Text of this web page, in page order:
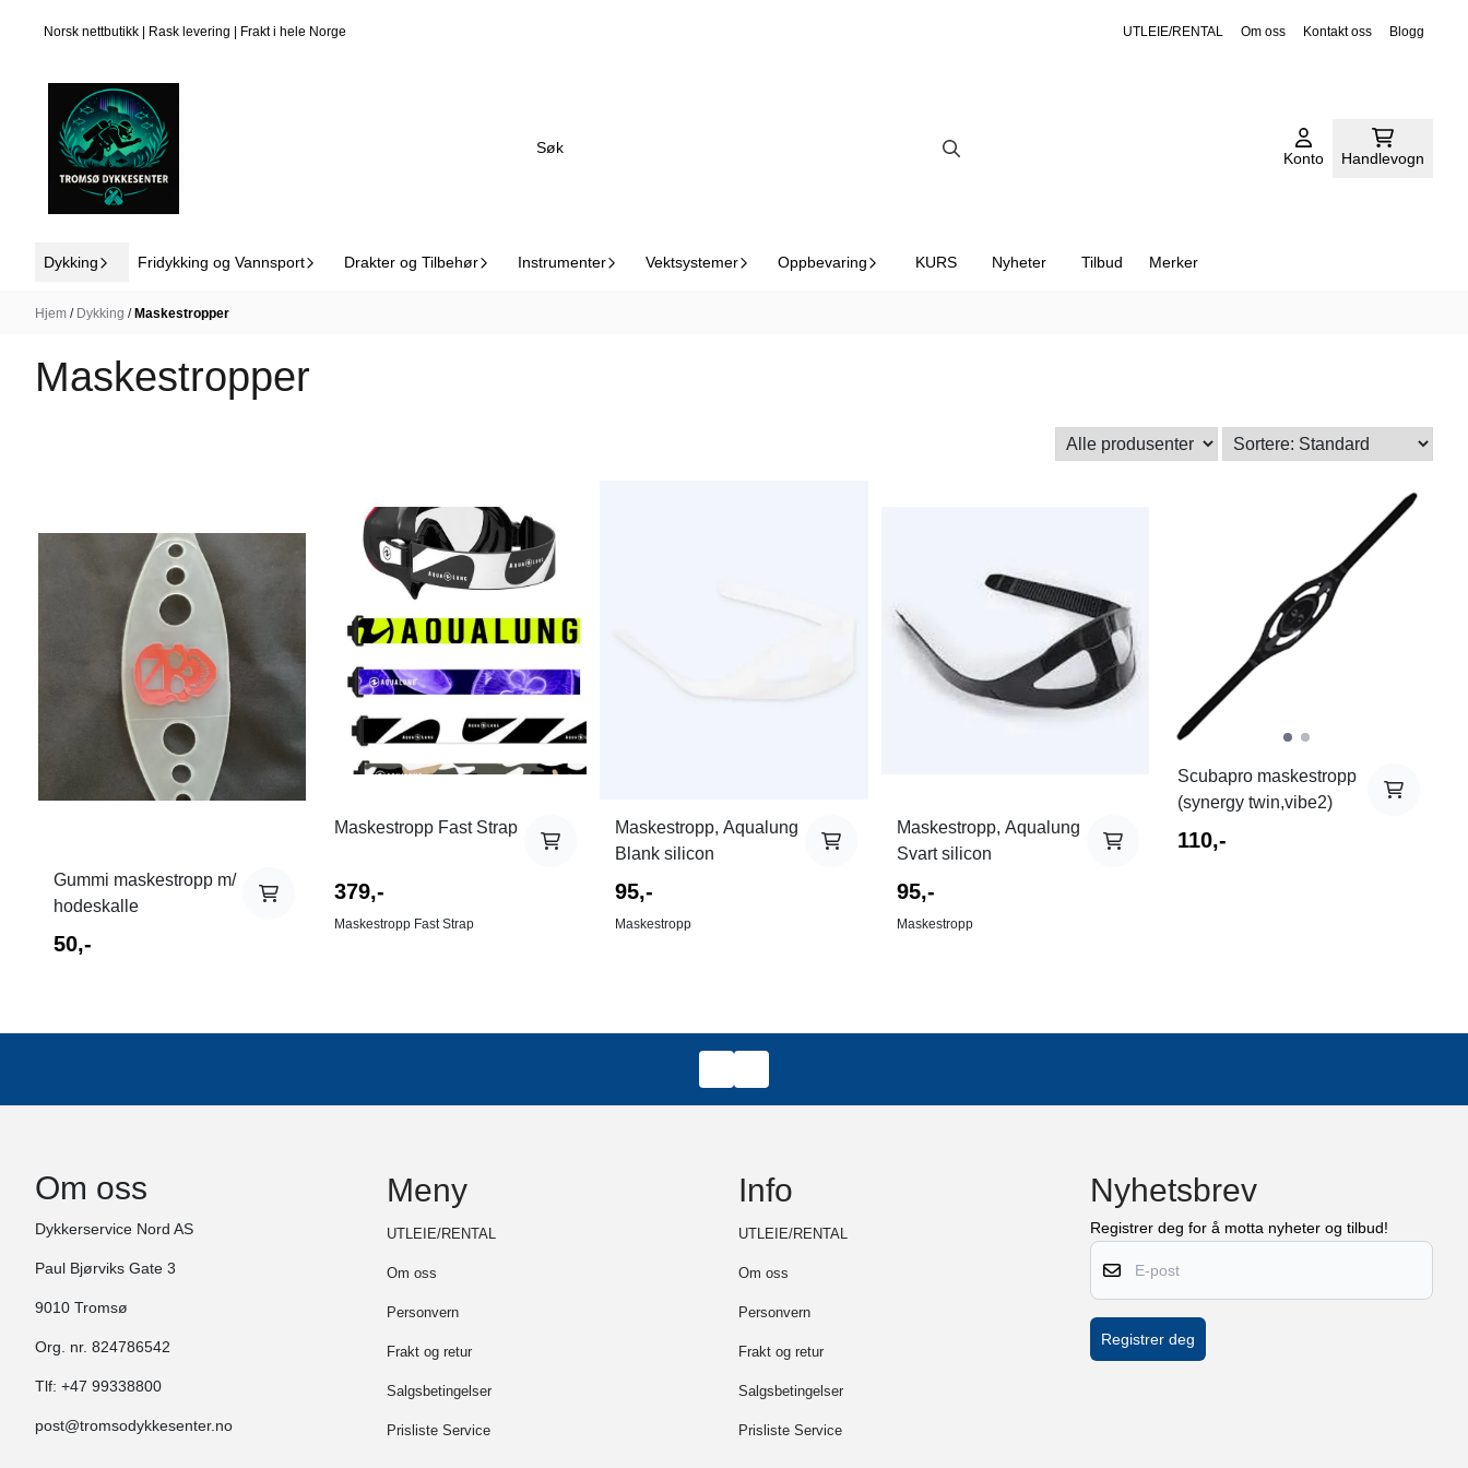
Norsk nettbutikk | Rask levering | Frakt i hele Norge UTLEIE/RENTAL Om oss Kontakt oss Blogg
Konto Handlevogn
Dykking Fridykking og Vannsport Drakter og Tilbehør Instrumenter Vektsystemer Oppbevaring KURS Nyheter Tilbud Merker
Hjem / Dykking / Maskestropper
Maskestropper
Gummi maskestropp m/
hodeskalle
50,-
Maskestropp Fast Strap
379,-
Maskestropp Fast Strap
Maskestropp, Aqualung
Blank silicon
95,-
Maskestropp
Maskestropp, Aqualung
Svart silicon
95,-
Maskestropp
Scubapro maskestropp
(synergy twin,vibe2)
110,-
Om oss
Dykkerservice Nord AS
Paul Bjørviks Gate 3
9010 Tromsø
Org. nr. 824786542
Tlf: +47 99338800
post@tromsodykkesenter.no
Meny
UTLEIE/RENTAL
Om oss
Personvern
Frakt og retur
Salgsbetingelser
Prisliste Service
Info
UTLEIE/RENTAL
Om oss
Personvern
Frakt og retur
Salgsbetingelser
Prisliste Service
Nyhetsbrev
Registrer deg for å motta nyheter og tilbud!
E-post
Registrer deg